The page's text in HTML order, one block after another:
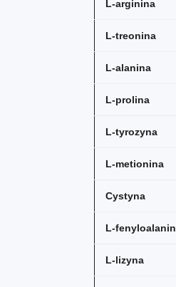
L-arginina
L-treonina
L-alanina
L-prolina
L-tyrozyna
L-metionina
Cystyna
L-
L-lizyna